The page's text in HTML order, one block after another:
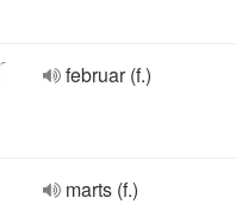
februar (f.)
marts (f.)